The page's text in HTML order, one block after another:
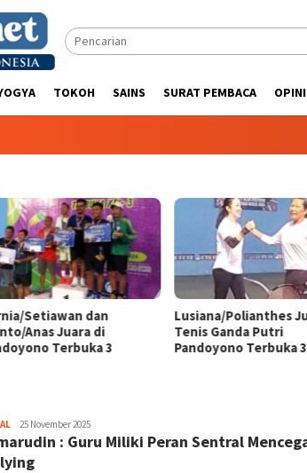
TOKOH SAINS SURAT PEMBACA OPINI
Setiawan dan
Anas Juara di
Terbuka 3
Lusiana/Polianthes
Tenis Ganda Putri
Pandoyono Terbuka 3
Heri
Purwata
25 November 2025
: Guru Miliki Peran Sentral